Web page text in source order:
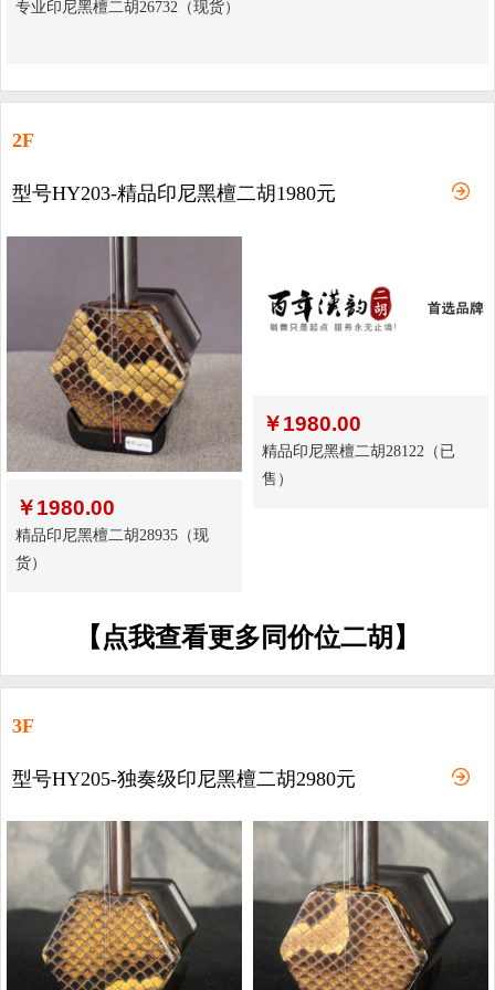
专业印尼黑檀二胡26732（现货）
2F
型号HY203-精品印尼黑檀二胡1980元
￥1980.00
精品印尼黑檀二胡28935（现
货）
￥1980.00
精品印尼黑檀二胡28122（已
售）
【点我查看更多同价位二胡】
3F
型号HY205-独奏级印尼黑檀二胡2980元